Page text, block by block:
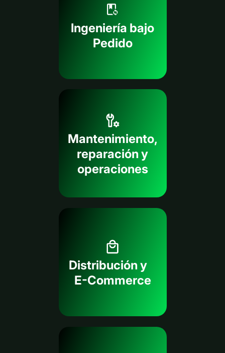
Ingeniería bajo
Pedido
Mantenimiento,
reparación y
operaciones
Distribución y
E-Commerce